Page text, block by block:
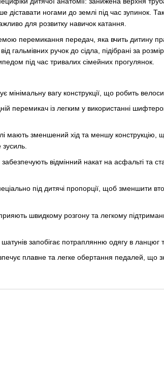
діставати ногами до землі під час зупинок.
для розвитку навичок катання.
перемикання передач, яка вчить дитину
гальмівних ручок до сідла, підібрані за
під час тривалих сімейних прогулянок.
вагу конструкції, що робить
перемикач із легким у використанні
мають зменшений хід та меншу конструкцію,
відмінний накат на асфальті та
під дитячі пропорції, щоб зменшити
швидкому розгону та легкому
шатунів запобігає потраплянню одягу в ланцюг
плавне та легке обертання педалей, що